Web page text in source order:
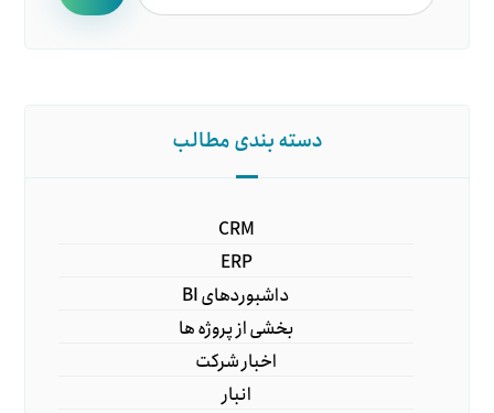
دسته بندی مطالب
CRM
ERP
داشبوردهای BI
بخشی از پروژه ها
اخبار شرکت
انبار